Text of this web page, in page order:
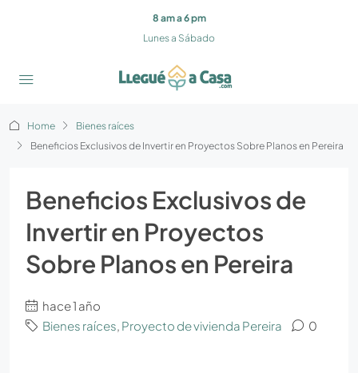
8 am a 6 pm
Lunes a Sábado
Home
Bienes raíces
Beneficios Exclusivos de Invertir en Proyectos Sobre Planos en Pereira
Beneficios Exclusivos de
Invertir en Proyectos
Sobre Planos en Pereira
hace 1 año
Bienes raíces, Proyecto de vivienda Pereira 0